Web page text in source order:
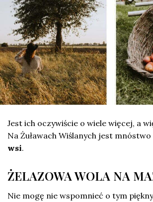
Jest ich oczywiście o wiele więcej, a
Na Żuławach Wiślanych jest mnóstwo
wsi.
ŻELAZOWA WOLA NA
Nie mogę nie wspomnieć o tym